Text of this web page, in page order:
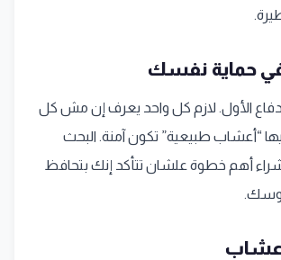
في حماية نفسك
الأول. لازم كل واحد يعرف إن مش كل
“أعشاب طبيعية” تكون آمنة. البحث
أهم خطوة علشان تتأكد إنك بتحافظ